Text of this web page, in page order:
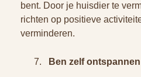
bent. Door je huisdier te
richten op positieve
verminderen.
Ben zelf ontspannen